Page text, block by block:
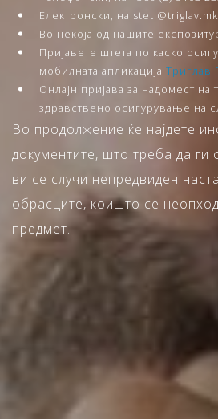
Електронски, на steti@triglav.mk,
Во некоја од нашите
Пријавете штета по каско
мобилната апликација Триглав
Онлајн пријава за надомест
здравствено осигурување на
Во продолжение ќе најдете
документите, што треба да ги
ви се случи непредвиден
обрасците, коишто се
предмет.